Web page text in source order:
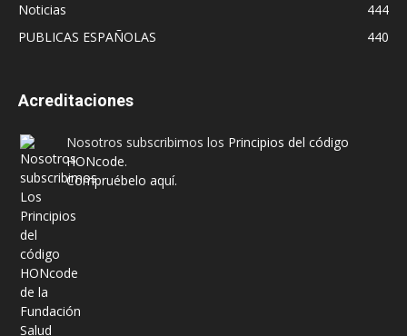
Noticias
444
PUBLICAS ESPAÑOLAS
440
Acreditaciones
Nosotros subscribimos los Principios del código
HONcode.
Compruébelo aquí.